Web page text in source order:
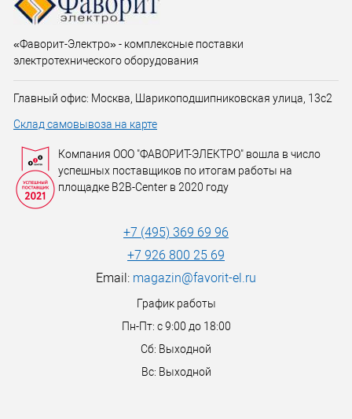
«Фаворит-Электро» - комплексные поставки
электротехнического оборудования
Главный офис: Москва, Шарикоподшипниковская улица, 13с2
Склад самовывоза на карте
Компания ООО "ФАВОРИТ-ЭЛЕКТРО" вошла в число
успешных поставщиков по итогам работы на
площадке B2B-Center в 2020 году
+7 (495) 369 69 96
+7 926 800 25 69
Email: magazin@favorit-el.ru
График работы
Пн-Пт: с 9:00 до 18:00
Сб: Выходной
Вс: Выходной